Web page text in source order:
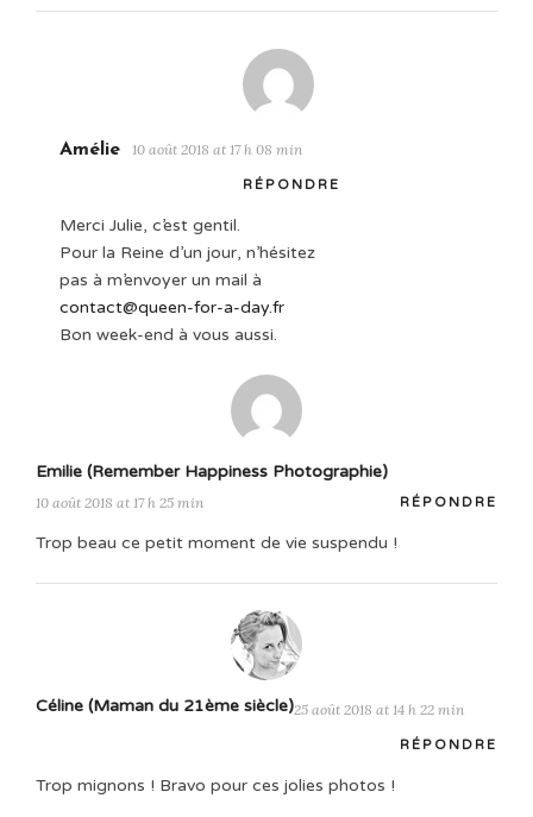
Amélie 10 août 2018 at 17 h 08 min
RÉPONDRE
Merci Julie, c’est gentil.
Pour la Reine d’un jour, n’hésitez
pas à m’envoyer un mail à
contact@queen-for-a-day.fr
Bon week-end à vous aussi.
Emilie (Remember Happiness Photographie)
10 août 2018 at 17 h 25 min RÉPONDRE
Trop beau ce petit moment de vie suspendu !
Céline (Maman du 21ème siècle)25 août 2018 at 14 h 22 min
RÉPONDRE
Trop mignons ! Bravo pour ces jolies photos !